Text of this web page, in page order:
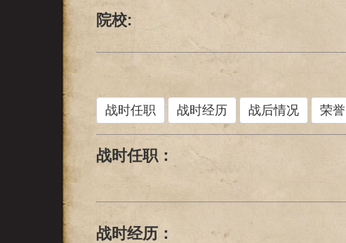
院校:
战时任职 战时经历 战后情况 荣誉
战时任职：
战时经历：